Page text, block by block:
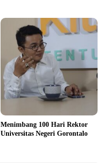
Menimbang 100 Hari Rektor
Universitas Negeri Gorontalo